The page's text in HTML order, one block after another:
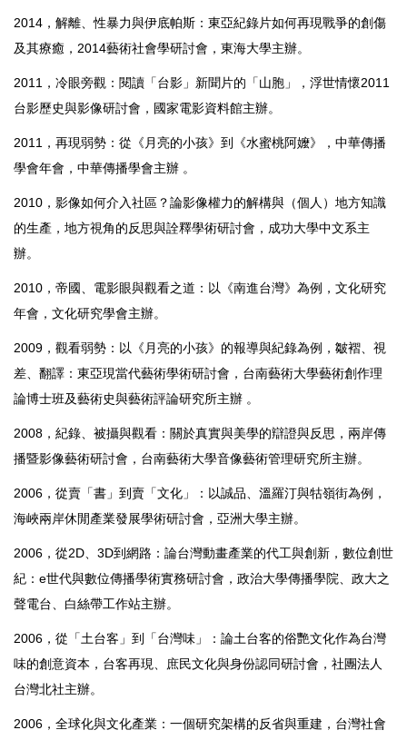
2014，解離、性暴力與伊底帕斯：東亞紀錄片如何再現戰爭的創傷
及其療癒，2014藝術社會學研討會，東海大學主辦。
2011，冷眼旁觀：閱讀「台影」新聞片的「山胞」，浮世情懷2011
台影歷史與影像研討會，國家電影資料館主辦。
2011，再現弱勢：從《月亮的小孩》到《水蜜桃阿嬤》，中華傳播
學會年會，中華傳播學會主辦 。
2010，影像如何介入社區？論影像權力的解構與（個人）地方知識
的生產，地方視角的反思與詮釋學術研討會，成功大學中文系主
辦。
2010，帝國、電影眼與觀看之道：以《南進台灣》為例，文化研究
年會，文化研究學會主辦。
2009，觀看弱勢：以《月亮的小孩》的報導與紀錄為例，皺褶、視
差、翻譯：東亞現當代藝術學術研討會，台南藝術大學藝術創作理
論博士班及藝術史與藝術評論研究所主辦 。
2008，紀錄、被攝與觀看：關於真實與美學的辯證與反思，兩岸傳
播暨影像藝術研討會，台南藝術大學音像藝術管理研究所主辦。
2006，從賣「書」到賣「文化」：以誠品、溫羅汀與牯嶺街為例，
海峽兩岸休閒產業發展學術研討會，亞洲大學主辦。
2006，從2D、3D到網路：論台灣動畫產業的代工與創新，數位創世
紀：e世代與數位傳播學術實務研討會，政治大學傳播學院、政大之
聲電台、白絲帶工作站主辦。
2006，從「土台客」到「台灣味」：論土台客的俗艷文化作為台灣
味的創意資本，台客再現、庶民文化與身份認同研討會，社團法人
台灣北社主辦。
2006，全球化與文化產業：一個研究架構的反省與重建，台灣社會